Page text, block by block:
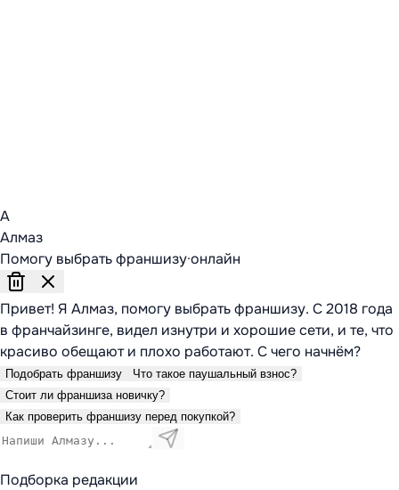
А
Алмаз
Помогу выбрать франшизу·онлайн
Привет! Я Алмаз, помогу выбрать франшизу. С 2018 года
в франчайзинге, видел изнутри и хорошие сети, и те, что
красиво обещают и плохо работают. С чего начнём?
Подобрать франшизу
Что такое паушальный взнос?
Стоит ли франшиза новичку?
Как проверить франшизу перед покупкой?
Подборка редакции